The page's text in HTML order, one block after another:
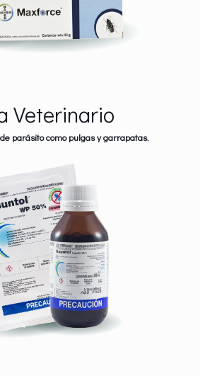
Veterinario
parásito como pulgas y garrapatas.